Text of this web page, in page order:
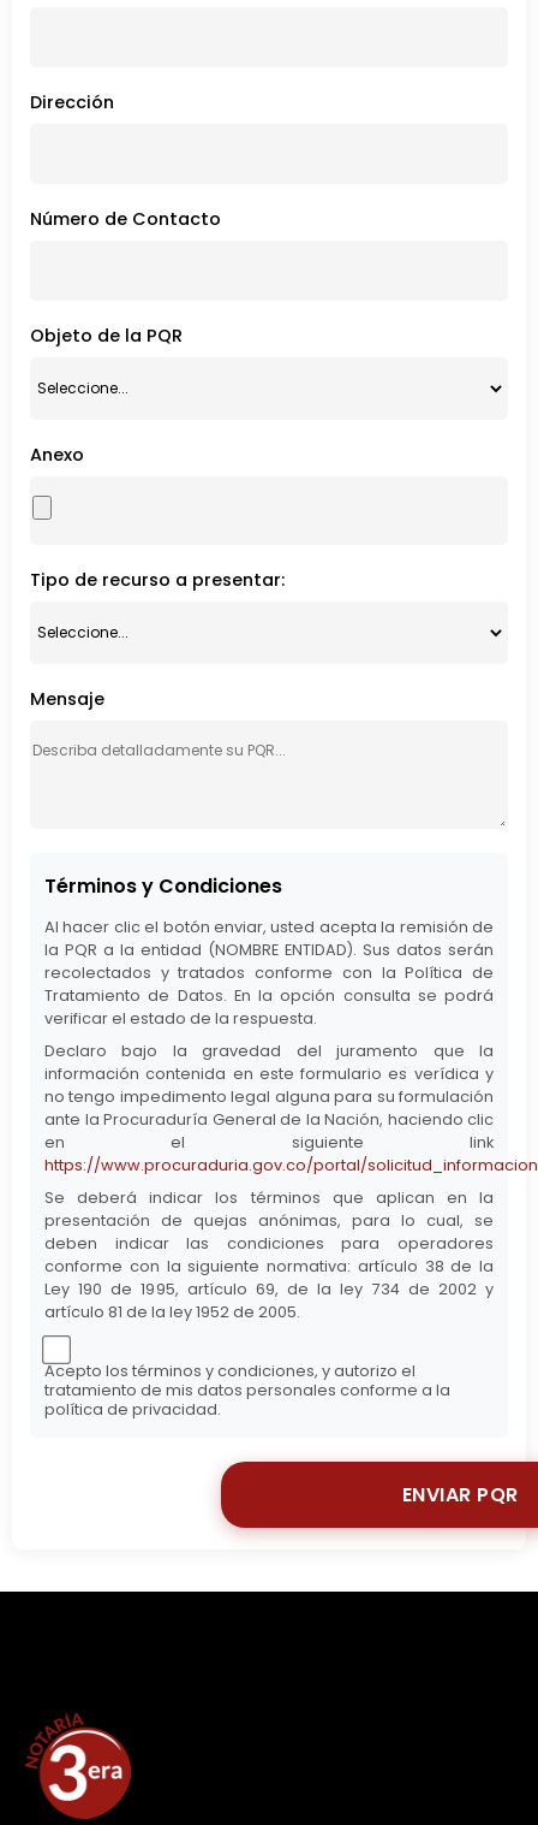
Dirección
Número de Contacto
Objeto de la PQR
Anexo
Tipo de recurso a presentar:
Mensaje
Términos y Condiciones
Al hacer clic el botón enviar, usted acepta la remisión de
la PQR a la entidad (NOMBRE ENTIDAD). Sus datos serán
recolectados y tratados conforme con la Política de
Tratamiento de Datos. En la opción consulta se podrá
verificar el estado de la respuesta.
Declaro bajo la gravedad del juramento que la
información contenida en este formulario es verídica y
no tengo impedimento legal alguna para su formulación
ante la Procuraduría General de la Nación, haciendo clic
en el siguiente link
https://www.procuraduria.gov.co/portal/
Se deberá indicar los términos que aplican en la
presentación de quejas anónimas, para lo cual, se
deben indicar las condiciones para operadores
conforme con la siguiente normativa: artículo 38 de la
Ley 190 de 1995, artículo 69, de la ley 734 de 2002 y
artículo 81 de la ley 1952 de 2005.
Acepto los términos y condiciones, y autorizo el
tratamiento de mis datos personales conforme a la
política de privacidad.
ENVIAR PQR